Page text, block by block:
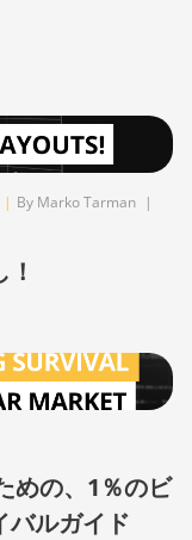
| By Marko Tarman |
めの、1％のビ
バルガイド